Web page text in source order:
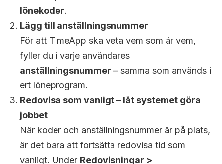
lönekoder.
Lägg till anställningsnummer
För att TimeApp ska veta vem som är vem,
fyller du i varje användares
anställningsnummer – samma som används i
ert löneprogram.
Redovisa som vanligt – låt systemet göra
jobbet
När koder och anställningsnummer är på plats,
är det bara att fortsätta redovisa tid som
vanligt. Under Redovisningar >